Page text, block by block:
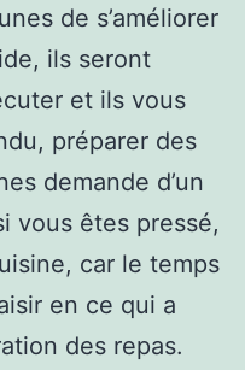
de s’améliorer
ils seront
et ils vous
préparer des
demande d’un
vous êtes pressé,
car le temps
en ce qui a
des repas.